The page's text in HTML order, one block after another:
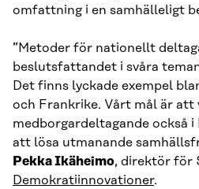
omfattning i en samhälleligt
”Metoder för nationellt
beslutsfattandet i svåra
Det finns lyckade exempel
och Frankrike. Vårt mål är att
medborgardeltagande också
att lösa utmanande
Pekka Ikäheimo, direktör för
Demokratiinnovationer.